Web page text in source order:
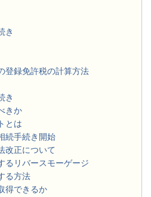
き
登録免許税の計算方法
き
きか
とは
続手続き開始
改正について
るリバースモーゲージ
る方法
得できるか